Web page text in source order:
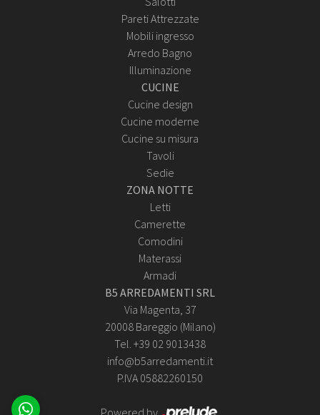
Pareti Attrezzate
Mobili ingresso
Arredo Bagno
Illuminazione
CUCINE
Cucine design
Cucine moderne
Cucine su misura
Tavoli
Sedie
ZONA NOTTE
Letti
Camerette
Comodini
Materassi
Armadi
B5 ARREDAMENTI SRL
Via Magenta, 37
20008 Bareggio (Milano)
Tel. +39 02 9013438
info@b5arredamenti.it
P.IVA 05882260150